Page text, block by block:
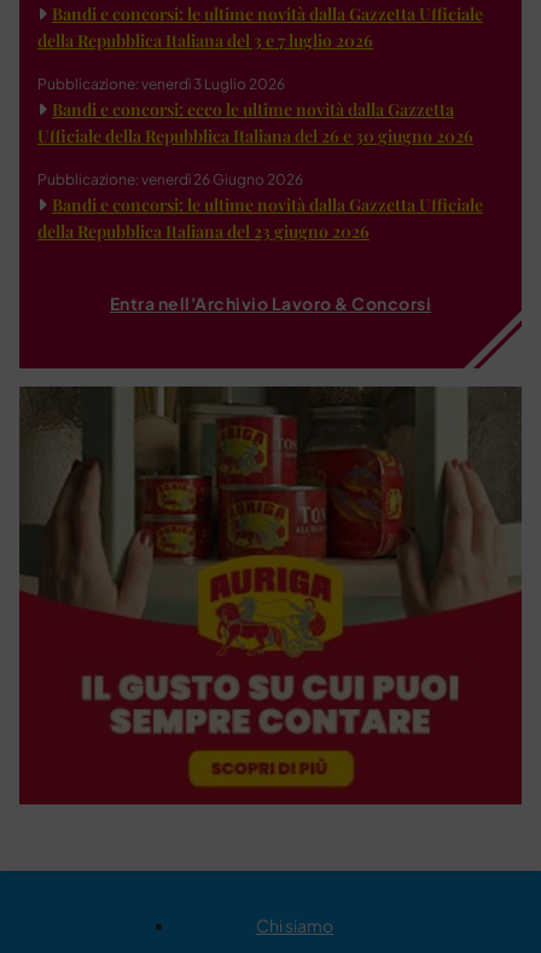
Bandi e concorsi: le ultime novità dalla Gazzetta Ufficiale
della Repubblica Italiana del 3 e 7 luglio 2026
Pubblicazione: venerdì 3 Luglio 2026
Bandi e concorsi: ecco le ultime novità dalla Gazzetta
Ufficiale della Repubblica Italiana del 26 e 30 giugno 2026
Pubblicazione: venerdì 26 Giugno 2026
Bandi e concorsi: le ultime novità dalla Gazzetta Ufficiale
della Repubblica Italiana del 23 giugno 2026
Entra nell'Archivio Lavoro & Concorsi
Chi siamo